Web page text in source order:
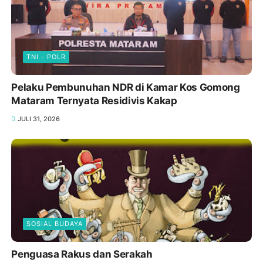
TNI - POLR
Pelaku Pembunuhan NDR di Kamar Kos Gomong
Mataram Ternyata Residivis Kakap
JULI 31, 2026
SOSIAL BUDAYA
Penguasa Rakus dan Serakah